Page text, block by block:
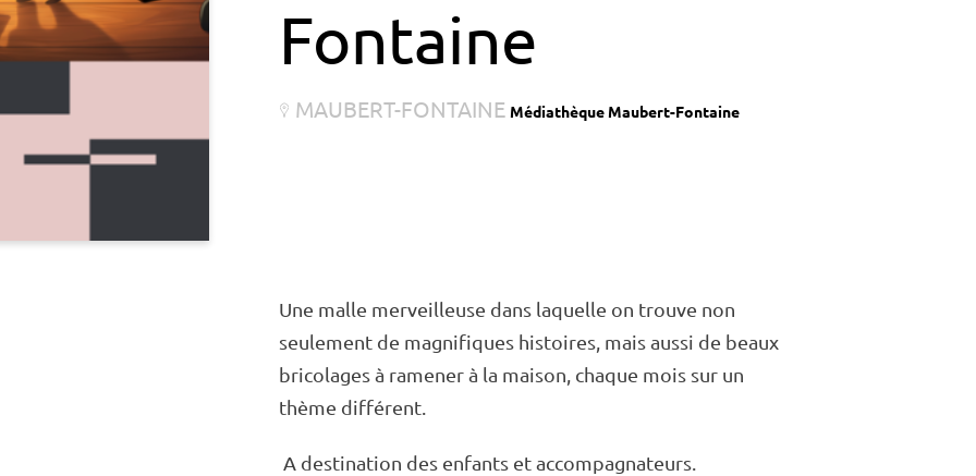
Fontaine
MAUBERT-FONTAINE Médiathèque Maubert-Fontaine
Une malle merveilleuse dans laquelle on trouve non
seule­ment de magni­fiques histoires, mais aussi de beaux
brico­lages à rame­ner à la maison, chaque mois sur un
thème diffé­rent.
A desti­na­tion des enfants et accom­pa­gna­teurs.